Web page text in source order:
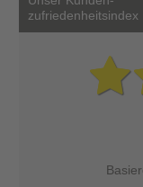
zufriedenheitsindex